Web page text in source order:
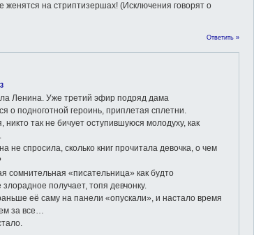
женятся на стриптизершах! (Исключения говорят о
Ответить »
Ленина. Уже третий эфир подряд дама
о подноготной героинь, приплетая сплетни.
никто так не бичует оступившуюся молодуху, как
не спросила, сколько книг прочитала девочка, о чем
сомнительная «писательница» как будто
злорадное получает, топя девчонку.
её саму на панели «опускали», и настало время
за все…